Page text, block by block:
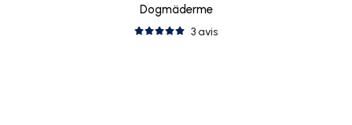
Dogmäderme
3 avis